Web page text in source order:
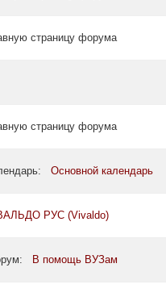
страницу форума
страницу форума
Основной календарь
РУС (Vivaldo)
В помощь ВУЗам